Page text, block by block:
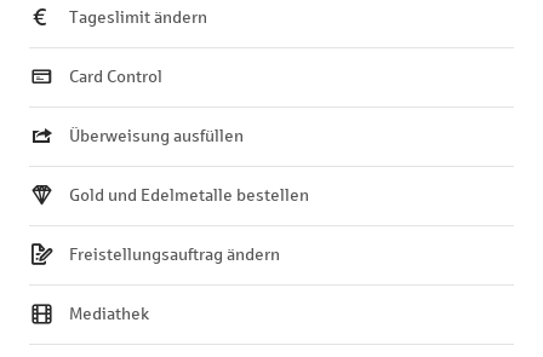
Tageslimit ändern
Card Control
Überweisung ausfüllen
Gold und Edelmetalle bestellen
Freistellungsauftrag ändern
Mediathek